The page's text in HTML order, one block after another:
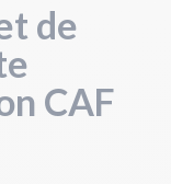
de
CAF